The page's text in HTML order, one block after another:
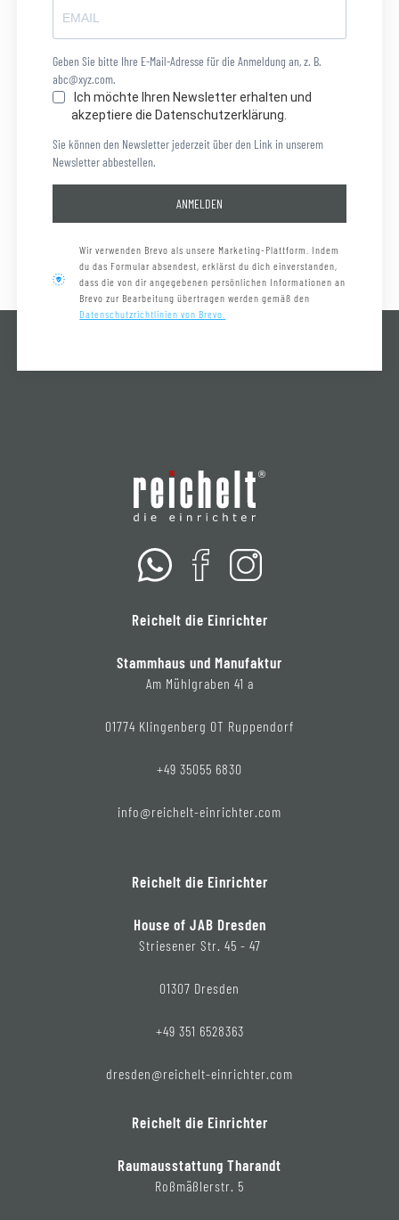
Geben Sie bitte Ihre E-Mail-Adresse für die Anmeldung an, z. B.
abc@xyz.com.
Ich möchte Ihren Newsletter erhalten und
akzeptiere die Datenschutzerklärung.
Sie können den Newsletter jederzeit über den Link in unserem
Newsletter abbestellen.
ANMELDEN
Wir verwenden Brevo als unsere Marketing-Plattform. Indem
du das Formular absendest, erklärst du dich einverstanden,
dass die von dir angegebenen persönlichen Informationen an
Brevo zur Bearbeitung übertragen werden gemäß den
Datenschutzrichtlinien von Brevo.
Reichelt die Einrichter
Stammhaus und Manufaktur
Am Mühlgraben 41 a
01774 Klingenberg OT Ruppendorf
+49 35055 6830
info@reichelt-einrichter.com
Reichelt die Einrichter
House of JAB Dresden
Striesener Str. 45 - 47
01307 Dresden
+49 351 6528363
dresden@reichelt-einrichter.com
Reichelt die Einrichter
Raumausstattung Tharandt
Roßmäßlerstr. 5